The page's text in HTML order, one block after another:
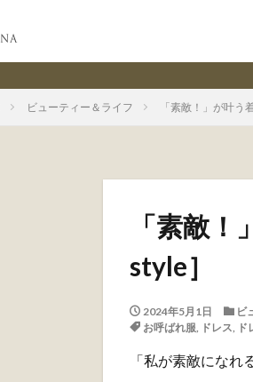
レジーナ【神
ビューティー＆ライフ 「素敵！」が叶う
「素敵
style］
2024年5月1日 ビ
お呼ばれ服, ドレス, ド
「私が素敵にな